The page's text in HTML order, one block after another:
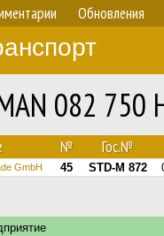
Обновления
082
№ Гос.№
GmbH 45 STD-M 872